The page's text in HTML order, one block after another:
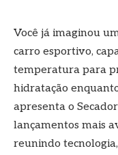
Você já imaginou
carro esportivo,
temperatura para
hidratação
apresenta o
lançamentos mais
reunindo